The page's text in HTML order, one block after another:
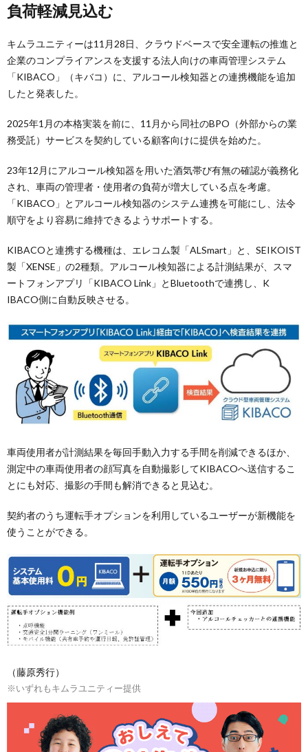
負荷軽減見込む
キムラユニティーは11月28日、クラウドベースで安全運転の推進と
企業のコンプライアンスを支援する法人向けの車両管理システム
「KIBACO」（キバコ）に、アルコール検知器との連携機能を追加
したと発表した。
2025年1月の本格実装を前に、11月から同社のBPO（外部からの業
務受託）サービスを契約している顧客向けに提供を始めた。
23年12月にアルコール検知器を用いた酒気帯び有無の確認が義務化
され、車両の管理者・使用者の負荷が増大している点を考慮。
「KIBACO」とアルコール検知器のシステム連携を可能にし、法令
順守をより容易に維持できるようサポートする。
KIBACOと連携する機種は、エレコム製「ALSmart」と、SEIKOIST
製「XENSE」の2種類。アルコール検知器による計測結果が、スマ
ートフォンアプリ「KIBACO Link」とBluetoothで連携し、K
IBACO側に自動反映させる。
車両使用者が計測結果を毎回手動入力する手間を削減できるほか、
測定中の車両使用者の顔写真を自動撮影してKIBACOへ送信するこ
とにも対応、撮影の手間も解消できると見込む。
契約者のうち運転手オプションを利用しているユーザーが新機能を
使うことができる。
（藤原秀行）
※いずれもキムラユニティー提供